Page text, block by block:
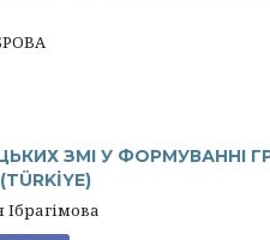
ЗМІ У ФОРМУВАННІ